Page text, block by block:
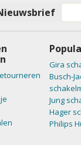
Gira
Busch-
Jung
Hager
Philips